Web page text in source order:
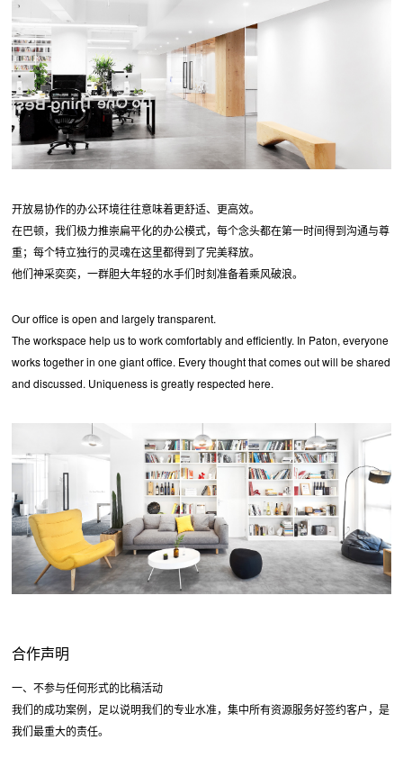
开放易协作的办公环境往往意味着更舒适、更高效。
在巴顿，我们极力推崇扁平化的办公模式，每个念头都在第一时间得到沟通与尊
重；每个特立独行的灵魂在这里都得到了完美释放。
他们神采奕奕，一群胆大年轻的水手们时刻准备着乘风破浪。
Our office is open and largely transparent.
The workspace help us to work comfortably and efficiently. In Paton, everyone
works together in one giant office. Every thought that comes out will be shared
and discussed. Uniqueness is greatly respected here.
合作声明
一、不参与任何形式的比稿活动
我们的成功案例，足以说明我们的专业水准，集中所有资源服务好签约客户，是
我们最重大的责任。